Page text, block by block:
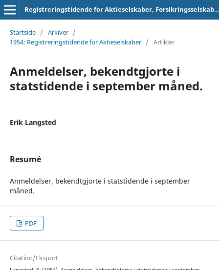
Registreringstidende for Aktieselskaber, Forsikringsselskaber og Foreninger
Startside / Arkiver /
1954: Registreringstidende for Aktieselskaber / Artikler
Anmeldelser, bekendtgjorte i
statstidende i september måned.
Erik Langsted
Resumé
Anmeldelser, bekendtgjorte i statstidende i september
måned.
PDF
Citation/Eksport